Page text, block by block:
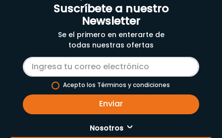
Suscríbete a nuestro
Newsletter
Se el primero en enterarte de
todas nuestras ofertas
Acepto los Términos y condiciones
Enviar
Nosotros